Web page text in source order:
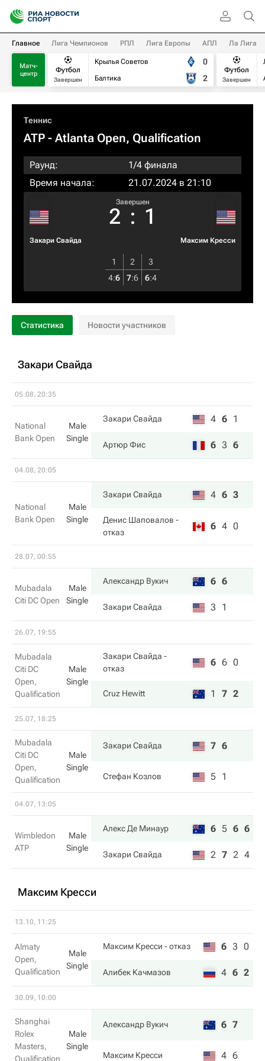
Главное Лига Чемпионов РПЛ Лига Европы АПЛ Ла Лига
Матч-
центр
Футбол
Завершен
Крылья Советов
Балтика
0
2
Футбол
Завершен
Теннис
ATP - Atlanta Open, Qualification
Раунд:
1/4 финала
Время начала:
21.07.2024 в 21:10
Закари Свайда
Завершен
2 : 1
Максим Кресси
1 2
3
4:6 7:6 6:4
Статистика Новости участников
Закари Свайда
05.08, 20:35
National
Bank Open
Male
Single
Закари Свайда 4 6 1
Артюр Фис 6 3 6
04.08, 20:05
National
Bank Open
Male
Single
Закари Свайда 4 6 3
Денис Шаповалов -
отказ
6 4 0
28.07, 00:55
Mubadala
Citi DC Open
Male
Single
Александр Вукич 6 6
Закари Свайда 3 1
26.07, 19:55
Mubadala
Citi DC
Open,
Qualification
Male
Single
Закари Свайда -
отказ
6 6 0
Cruz Hewitt 1 7 2
25.07, 18:25
Mubadala
Citi DC
Open,
Qualification
Male
Single
Закари Свайда 7 6
Стефан Козлов 5 1
04.07, 13:05
Wimbledon
ATP
Male
Single
Алекс Де Минаур 6 5 6 6
Закари Свайда 2 7 2 4
Максим Кресси
13.10, 11:25
Almaty
Open,
Qualification
Male
Single
Максим Кресси - отказ 6 3 0
Алибек Качмазов 4 6 2
30.09, 10:00
Shanghai
Rolex
Masters,
Qualification
Male
Single
Александр Вукич 6 7
Максим Кресси 4 6